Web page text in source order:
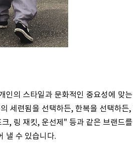
의 스타일과 문화적인 중요성에 맞
세련됨을 선택하든, 한복을 선택하든
, 링 재킷, 운선제" 등과 같은 브랜드
낼 수 있습니다.